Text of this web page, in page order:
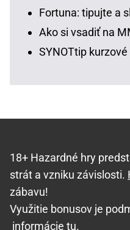
Fortuna: tipujte a
Ako si vsadiť na
SYNOTtip
18+ Hazardné hry
strát a vzniku závislosti.
zábavu!
Využitie bonusov je
informácie tu.